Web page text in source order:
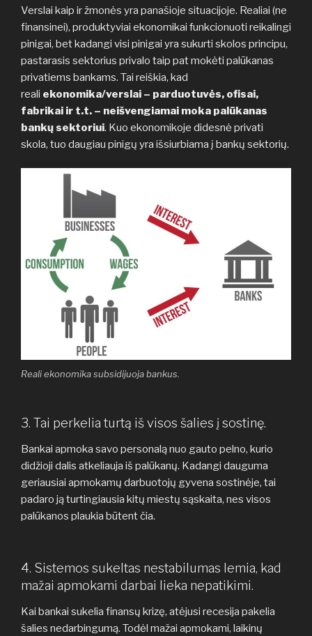
Verslai kaip ir žmonės yra panašioje situacijoje. Realiai (ne
finansinei), produktyviai ekonomikai funkcionuoti reikalingi
pinigai, bet kadangi visi pinigai yra sukurti skolos principu,
pastarasis sektorius privalo taip pat mokėti palūkanas
privatiems bankams. Tai reiškia, kad
reali ekonomika/verslai – parduotuvės, ofisai,
fabrikai ir t.t. – neišvengiamai moka palūkanas
bankų sektoriui. Kuo ekonomikoje didesnė privati
skola, tuo daugiau pinigų yra išsiurbiama į bankų sektorių.
Reali ekonomika subsidijuoja bankus.
3. Tai perkelia turtą iš visos šalies į sostinę.
Bankai apmoka savo personalą nuo gauto pelno, kurio
didžioji dalis atkeliauja iš palūkanų. Kadangi dauguma
geriausiai apmokamų darbuotojų gyvena sostinėje, tai
padaro ją turtingiausia kitų miestų sąskaita, nes visos
palūkanos plaukia būtent čia.
4. Sistemos sukeltas nestabilumas lemia, kad
mažai apmokami darbai lieka nepatikimi.
Kai bankai sukelia finansų krizę, atėjusi recesija pakelia
šalies nedarbingumą. Todėl mažai apmokami, laikinų